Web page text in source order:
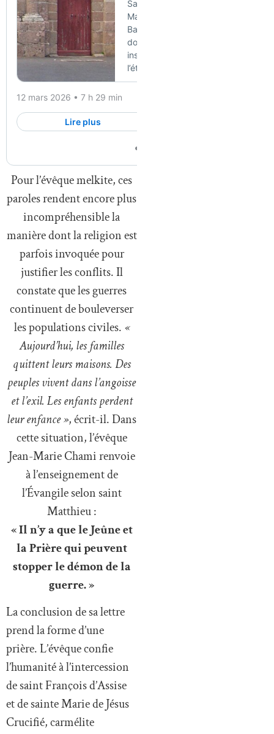
Pour l’évêque melkite, ces
paroles rendent encore plus
incompréhensible la
manière dont la religion est
parfois invoquée pour
justifier les conflits. Il
constate que les guerres
continuent de bouleverser
les populations civiles. «
Aujourd’hui, les familles
quittent leurs maisons. Des
peuples vivent dans l’angoisse
et l’exil. Les enfants perdent
leur enfance », écrit-il. Dans
cette situation, l’évêque
Jean-Marie Chami renvoie
à l’enseignement de
l’Évangile selon saint
Matthieu :
« Il n’y a que le Jeûne et
la Prière qui peuvent
stopper le démon de la
guerre. »
La conclusion de sa lettre
prend la forme d’une
prière. L’évêque confie
l’humanité à l’intercession
de saint François d’Assise
et de sainte Marie de Jésus
Crucifié, carmélite